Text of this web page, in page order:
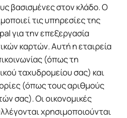
βασισμένες στον κλάδο. Ο
τις υπηρεσίες της
για την επεξεργασία
καρτών. Αυτή η εταιρεία
(όπως τη
ταχυδρομείου σας) και
(όπως τους αριθμούς
σας). Οι οικονομικές
χρησιμοποιούνται